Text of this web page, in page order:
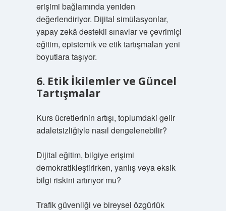
erişimi bağlamında yeniden
değerlendiriyor. Dijital simülasyonlar,
yapay zekâ destekli sınavlar ve çevrimiçi
eğitim, epistemik ve etik tartışmaları yeni
boyutlara taşıyor.
6. Etik İkilemler ve Güncel
Tartışmalar
Kurs ücretlerinin artışı, toplumdaki gelir
adaletsizliğiyle nasıl dengelenebilir?
Dijital eğitim, bilgiye erişimi
demokratikleştirirken, yanlış veya eksik
bilgi riskini artırıyor mu?
Trafik güvenliği ve bireysel özgürlük